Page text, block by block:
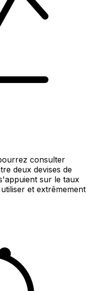
consulter
deux devises de
sur le taux
et extrêmement